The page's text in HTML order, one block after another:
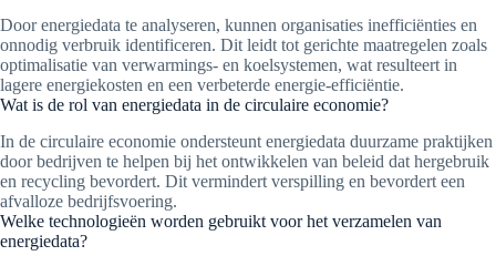
Door energiedata te analyseren, kunnen organisaties inefficiënties en
onnodig verbruik identificeren. Dit leidt tot gerichte maatregelen zoals
optimalisatie van verwarmings- en koelsystemen, wat resulteert in
lagere energiekosten en een verbeterde energie-efficiëntie.
Wat is de rol van energiedata in de circulaire economie?
In de circulaire economie ondersteunt energiedata duurzame praktijken
door bedrijven te helpen bij het ontwikkelen van beleid dat hergebruik
en recycling bevordert. Dit vermindert verspilling en bevordert een
afvalloze bedrijfsvoering.
Welke technologieën worden gebruikt voor het verzamelen van
energiedata?